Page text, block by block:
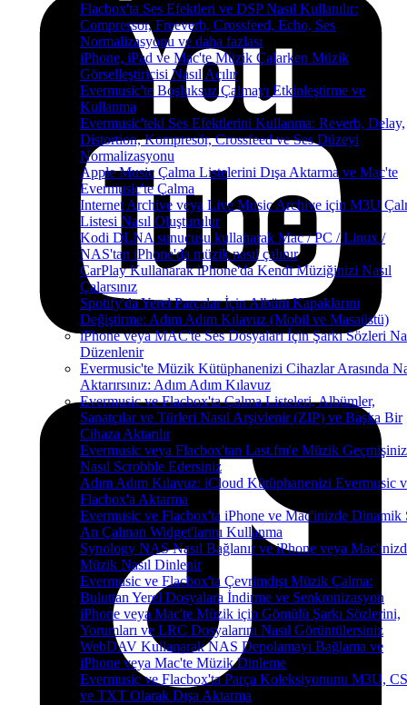
Flacbox'ta Ses Efektleri ve DSP Nasıl Kullanılır:
Compressor, Freeverb, Crossfeed, Echo, Ses
Normalizasyonu ve daha fazlası
iPhone, iPad ve Mac'te Müzik Çalarken Müzik
Görselleştiricisi Nasıl Açılır
Evermusic'te Boşluksuz Çalmayı Etkinleştirme ve
Kullanma
Evermusic'teki Ses Efektlerini Kullanma: Reverb, Delay,
Distortion, Kompresör, Crossfeed ve Ses Düzeyi
Normalizasyonu
Apple Music Çalma Listelerini Dışa Aktarma ve Mac'te
Evermusic'te Çalma
Internet Archive veya Live Music Archive için M3U
Listesi Nasıl Oluşturulur
Kodi DLNA sunucusu kullanarak Mac / PC / Linux /
NAS'tan iPhone'da müzik nasıl çalınır
CarPlay Kullanarak iPhone'da Kendi Müziğinizi Nasıl
Çalarsınız
Spotify'da Yerel Parçalar İçin Albüm Kapaklarını
Değiştirme: Adım Adım Kılavuz (Mobil ve Masaüstü)
iPhone veya MAC'te Ses Dosyaları İçin Şarkı Sözleri
Düzenlenir
Evermusic'te Müzik Kütüphanenizi Cihazlar Arasında
Aktarırsınız: Adım Adım Kılavuz
Evermusic ve Flacbox'ta Çalma Listeleri, Albümler,
Sanatçılar ve Türleri Nasıl Arşivlenir (ZIP) ve Başka Bir
Cihaza Aktarılır
Evermusic veya Flacbox'tan Last.fm'e Müzik
Nasıl Scrobble Edersiniz
Adım Adım Kılavuz: iCloud Kütüphanenizi Evermusic
Flacbox'a Aktarma
Evermusic ve Flacbox'ta iPhone ve Mac'inizde Dinamik
An Çalınan Widget'larını Kullanma
Synology NAS Nasıl Bağlanır ve iPhone veya
Müzik Nasıl Dinlenir
Evermusic ve Flacbox'ta Çevrimdışı Müzik Çalma:
Buluttan Yerel Dosyalara İndirme ve Senkronizasyon
iPhone veya Mac'te Müzik için Gömülü Şarkı Sözlerini,
Yorumları ve LRC Dosyalarını Nasıl Görüntülersiniz
WebDAV Kullanarak NAS Depolamayı Bağlama ve
iPhone veya Mac'te Müzik Dinleme
Evermusic ve Flacbox'ta Parça Koleksiyonunu M3U,
ve TXT Olarak Dışa Aktarma